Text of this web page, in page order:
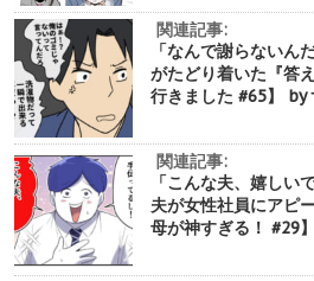
関連記事:
「なんで謝らないん
がたどり着いた『答
行きました #65】 by
関連記事:
「こんな夫、嬉しい
夫が女性社員にアピ
母が神すぎる！ #29